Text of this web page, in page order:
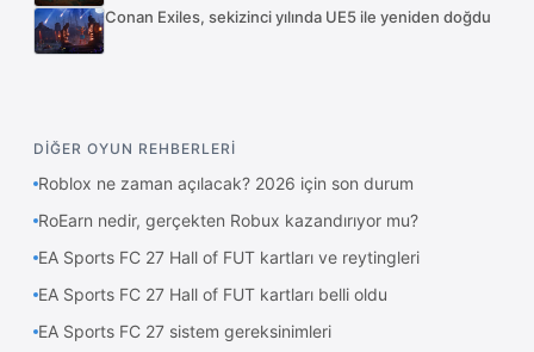
Conan Exiles, sekizinci yılında UE5 ile yeniden doğdu
DİĞER OYUN REHBERLERİ
Roblox ne zaman açılacak? 2026 için son durum
RoEarn nedir, gerçekten Robux kazandırıyor mu?
EA Sports FC 27 Hall of FUT kartları ve reytingleri
EA Sports FC 27 Hall of FUT kartları belli oldu
EA Sports FC 27 sistem gereksinimleri